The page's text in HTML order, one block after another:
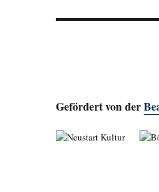
Gefördert von der